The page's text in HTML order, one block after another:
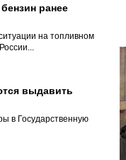
ранее
на топливном
выдавить
в Государственную